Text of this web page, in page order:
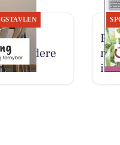
sundere